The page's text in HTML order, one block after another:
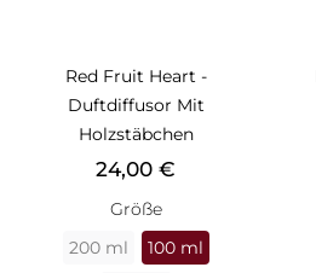
Red Fruit Heart -
Duftdiffusor Mit
Holzstäbchen
Preis
24,00 €
Größe
200 ml
100 ml